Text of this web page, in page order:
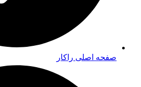
صفحه اصلی راکار